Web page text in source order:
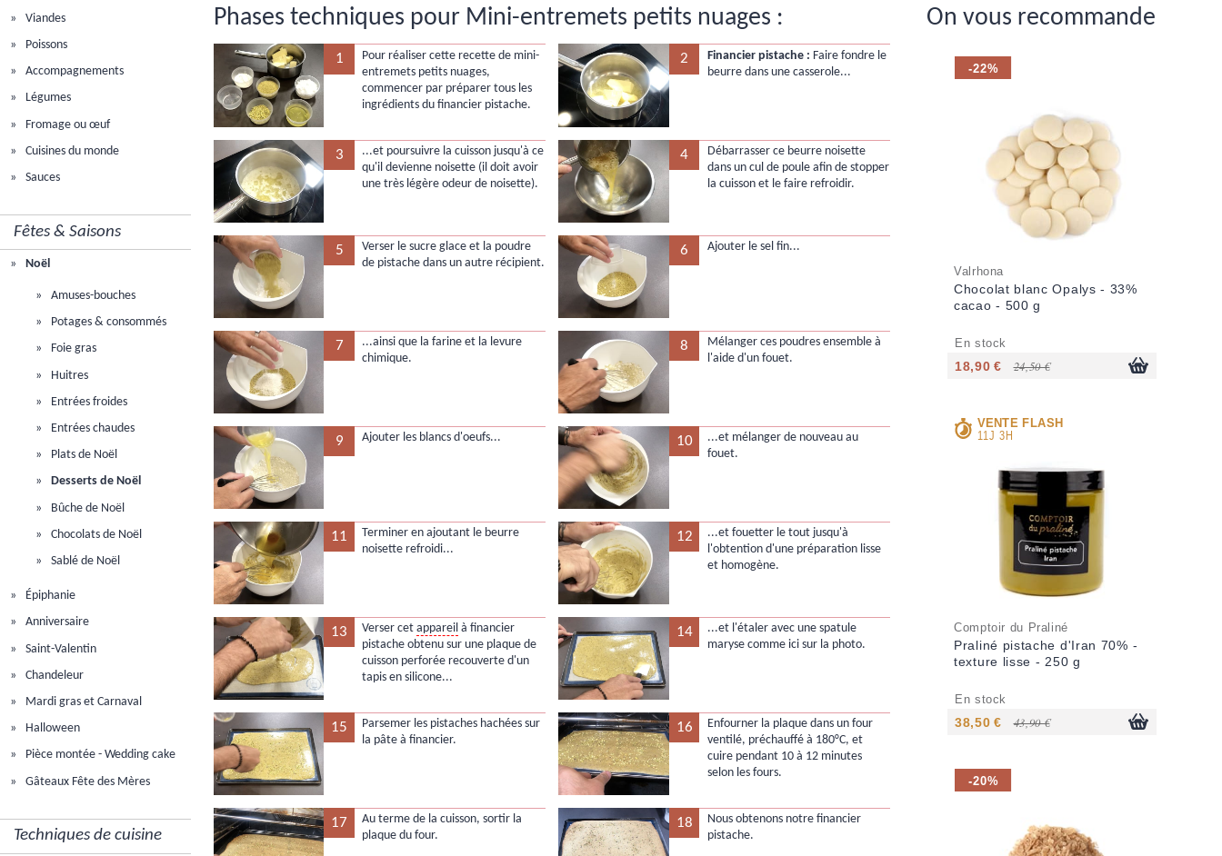
Viandes
Poissons
Accompagnements
Légumes
Fromage ou œuf
Cuisines du monde
Sauces
Fêtes & Saisons
Noël
Amuses-bouches
Potages & consommés
Foie gras
Huitres
Entrées froides
Entrées chaudes
Plats de Noël
Desserts de Noël
Bûche de Noël
Chocolats de Noël
Sablé de Noël
Épiphanie
Anniversaire
Saint-Valentin
Chandeleur
Mardi gras et Carnaval
Halloween
Pièce montée - Wedding cake
Gâteaux Fête des Mères
Techniques de cuisine
On vous recommande
-22%
Valrhona
Chocolat blanc Opalys - 33%
cacao - 500 g
En stock
18,90 € 24,50 €
VENTE FLASH
11J 3H
Comptoir du Praliné
Praliné pistache d'Iran 70% -
texture lisse - 250 g
En stock
38,50 € 43,90 €
-20%
Phases techniques pour Mini-entremets petits nuages :
1
Pour réaliser cette recette de mini-
entremets petits nuages,
commencer par préparer tous les
ingrédients du financier pistache.
2 Financier pistache : Faire fondre le
beurre dans une casserole...
3
...et poursuivre la cuisson jusqu'à ce
qu'il devienne noisette (il doit avoir
une très légère odeur de noisette).
4
Débarrasser ce beurre noisette
dans un cul de poule afin de stopper
la cuisson et le faire refroidir.
5
Verser le sucre glace et la poudre
de pistache dans un autre récipient.
6 Ajouter le sel fin...
7
...ainsi que la farine et la levure
chimique.
8
Mélanger ces poudres ensemble à
l'aide d'un fouet.
9 Ajouter les blancs d'oeufs... 10
...et mélanger de nouveau au
fouet.
11
Terminer en ajoutant le beurre
noisette refroidi...
12
...et fouetter le tout jusqu'à
l'obtention d'une préparation lisse
et homogène.
13 Verser cetappareil à financier
pistache obtenu sur une plaque de
cuisson perforée recouverte d'un
tapis en silicone...
14
...et l'étaler avec une spatule
maryse comme ici sur la photo.
15
Parsemer les pistaches hachées sur
la pâte à financier.
16
Enfourner la plaque dans un four
ventilé, préchauffé à 180°C, et
cuire pendant 10 à 12 minutes
selon les fours.
17
Au terme de la cuisson, sortir la
plaque du four.
18
Nous obtenons notre financier
pistache.